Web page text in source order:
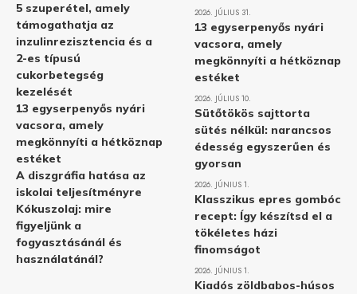
5 szuperétel, amely
támogathatja az
inzulinrezisztencia és a
2-es típusú
cukorbetegség
kezelését
13 egyserpenyős nyári
vacsora, amely
megkönnyíti a hétköznap
estéket
A diszgráfia hatása az
iskolai teljesítményre
Kókuszolaj: mire
figyeljünk a
fogyasztásánál és
használatánál?
2026. JÚLIUS 31.
13 egyserpenyős nyári
vacsora, amely
megkönnyíti a hétköznap
estéket
2026. JÚLIUS 10.
Sütőtökös sajttorta
sütés nélkül: narancsos
édesség egyszerűen és
gyorsan
2026. JÚNIUS 1.
Klasszikus epres gombóc
recept: Így készítsd el a
tökéletes házi
finomságot
2026. JÚNIUS 1.
Kiadós zöldbabos-húsos